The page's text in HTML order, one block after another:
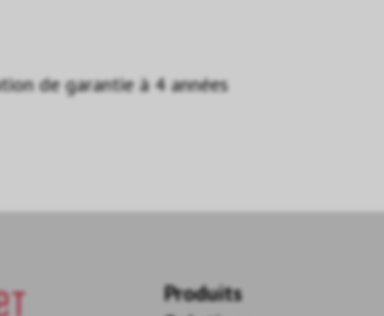
de garantie à 4 années
Produits